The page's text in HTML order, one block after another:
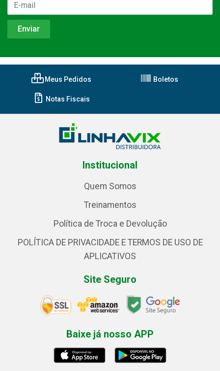
Meus Pedidos Boletos
Notas Fiscais
Institucional
Quem Somos
Treinamentos
Política de Troca e Devolução
POLÍTICA DE PRIVACIDADE E TERMOS DE USO DE
APLICATIVOS
Site Seguro
Baixe já nosso APP